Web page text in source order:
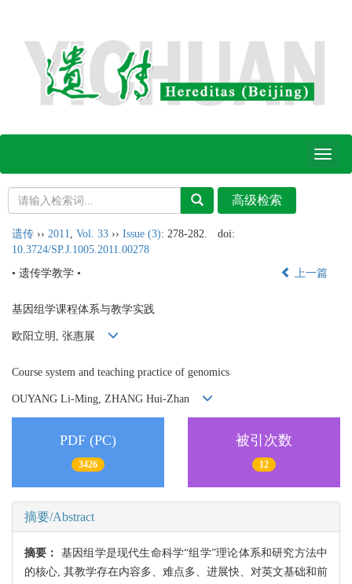
Toggle
遗传 ›› 2011 Vol. 33 ›› Issue (3): 278-282.
doi:
10.3724/SP.J.1005.2011.00278
• 遗传学教学 •
上一篇
基因组学课程体系与教学实践
欧阳立明, 张惠展
Course system and teaching practice of genomics
OUYANG Li-Ming, ZHANG Hui-Zhan
PDF (PC)
3426
被引次数
12
摘要/Abstract
摘要： 基因组学是现代生命科学“组学”理论体系和研究方法中
的核心, 其教学存在内容多、难点多、进展快、对英文基础和前